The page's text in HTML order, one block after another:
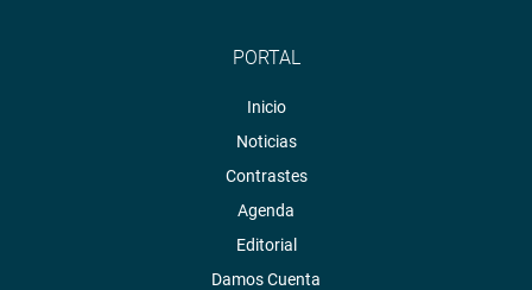
PORTAL
Inicio
Noticias
Contrastes
Agenda
Editorial
Damos Cuenta